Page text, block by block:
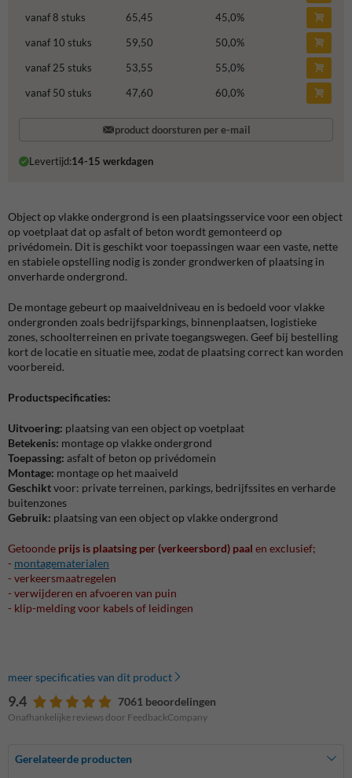
vanaf 8 stuks
65,45 45,0%
vanaf 10 stuks
59,50 50,0%
vanaf 25 stuks
53,55 55,0%
vanaf 50 stuks
47,60 60,0%
product doorsturen per e-mail
Levertijd:14-15 werkdagen
Object op vlakke ondergrond is een plaatsingsservice voor een object
op voetplaat dat op asfalt of beton wordt gemonteerd op
privédomein. Dit is geschikt voor toepassingen waar een vaste, nette
en stabiele opstelling nodig is zonder grondwerken of plaatsing in
onverharde ondergrond.
De montage gebeurt op maaiveldniveau en is bedoeld voor vlakke
ondergronden zoals bedrijfsparkings, binnenplaatsen, logistieke
zones, schoolterreinen en private toegangswegen. Geef bij bestelling
kort de locatie en situatie mee, zodat de plaatsing correct kan worden
voorbereid.
Productspecificaties:
Uitvoering: plaatsing van een object op voetplaat
Betekenis: montage op vlakke ondergrond
Toepassing: asfalt of beton op privédomein
Montage: montage op het maaiveld
Geschiktvoor: private terreinen, parkings, bedrijfssites en verharde
buitenzones
Gebruik: plaatsing van een object op vlakke ondergrond
Getoonde prijs is plaatsing per (verkeersbord) paal en exclusief;
- montagematerialen
- verkeersmaatregelen
- verwijderen en afvoeren van puin
- klip-melding voor kabels of leidingen
meer specificaties van dit product
9.4 7061 beoordelingen
Onafhankelijke reviews door FeedbackCompany
Gerelateerde producten